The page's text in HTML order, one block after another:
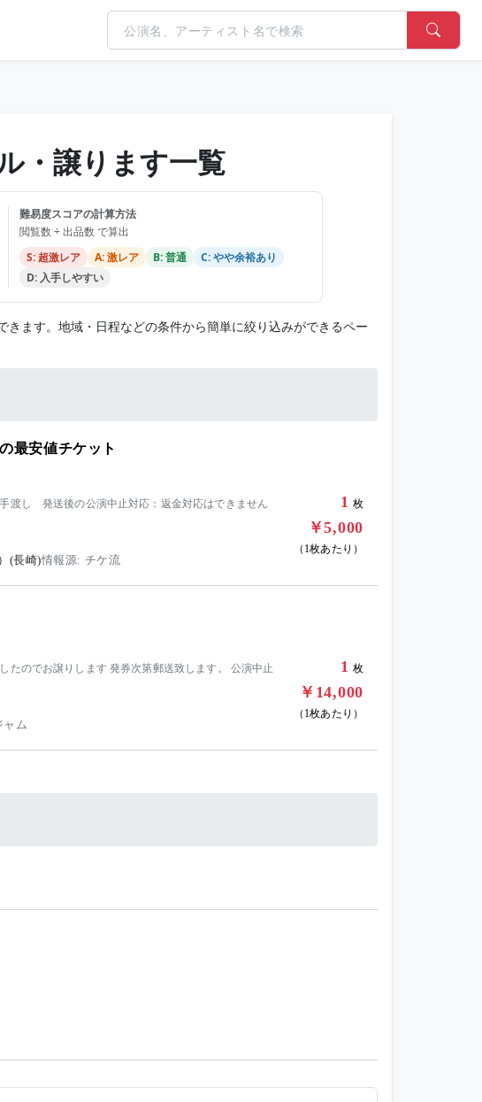
・譲ります一覧
難易度スコアの計算方法
閲覧数 ÷ 出品数 で算出
S: 超激レア
A: 激レア B: 普通
C: やや余裕あり
D: 入手しやすい
ます。地域・日程などの条件から簡単に絞り込みができるペー
最安値チケット
し 発送後の公演中止対応：返金対応はできません
(長崎)情報源: チケ流
1 枚
￥5,000
（1枚あたり）
たのでお譲りします 発券次第郵送致します。 公演中止
ャム
1 枚
￥14,000
（1枚あたり）